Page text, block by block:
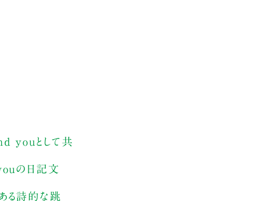
youとして共
の日記文
る詩的な跳